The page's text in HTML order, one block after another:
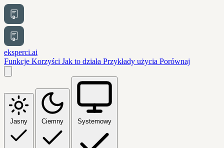
eksperci.ai
Funkcje Korzyści Jak to działa Przykłady użycia Porównaj
Jasny Ciemny Systemowy